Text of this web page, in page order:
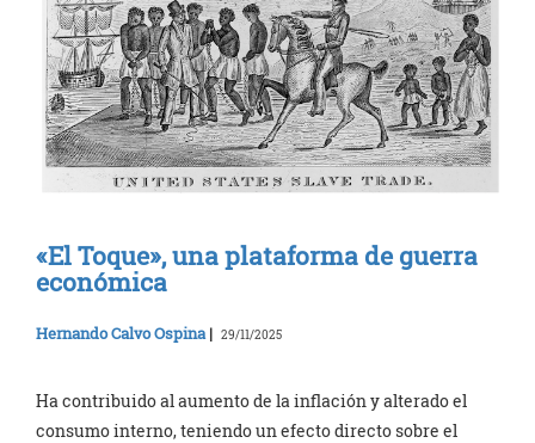
«El Toque», una plataforma de guerra
económica
Hernando Calvo Ospina | 29/11/2025
Ha contribuido al aumento de la inflación y alterado el
consumo interno, teniendo un efecto directo sobre el